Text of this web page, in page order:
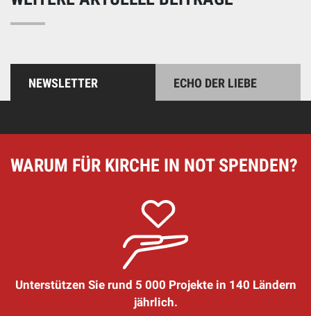
NEWSLETTER ECHO DER LIEBE
WARUM FÜR KIRCHE IN NOT SPENDEN?
Unterstützen Sie rund 5 000 Projekte in 140 Ländern
jährlich.